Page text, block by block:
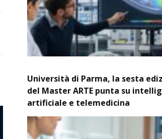
Università di Parma, la sesta
del Master ARTE punta su
artificiale e telemedicina